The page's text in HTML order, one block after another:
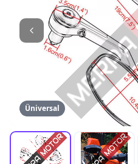
Üniversal